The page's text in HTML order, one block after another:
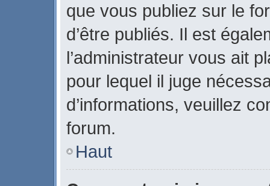
que vous publiez sur le
d’être publiés. Il est
l’administrateur vous ait
pour lequel il juge
d’informations, veuillez
forum.
Haut